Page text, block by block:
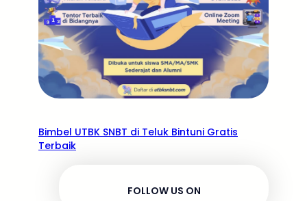
Bimbel UTBK SNBT di Teluk Bintuni Gratis
Terbaik
FOLLOW US ON